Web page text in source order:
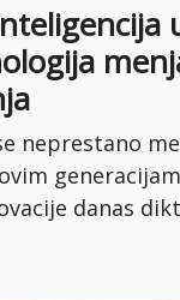
neprestano
danas